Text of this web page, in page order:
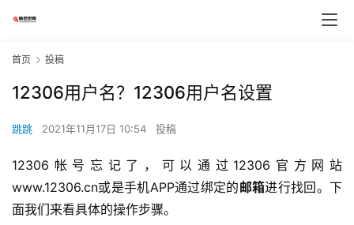
首页 投稿
12306用户名？12306用户名设置
跳跳 2021年11月17日 10:54 投稿
12306帐号忘记了，可以通过12306官方网站
www.12306.cn或是手机APP通过绑定的邮箱进行找回。下
面我们来看具体的操作步骤。